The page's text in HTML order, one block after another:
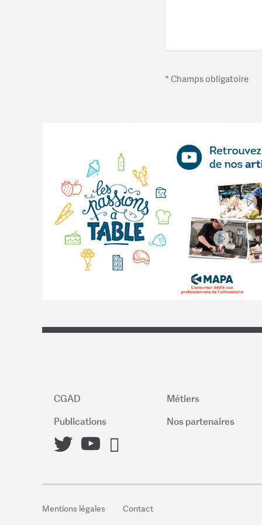
* Champs obligatoire
CGAD Métiers
Publications
Nos partenaires
Mentions légales Contact